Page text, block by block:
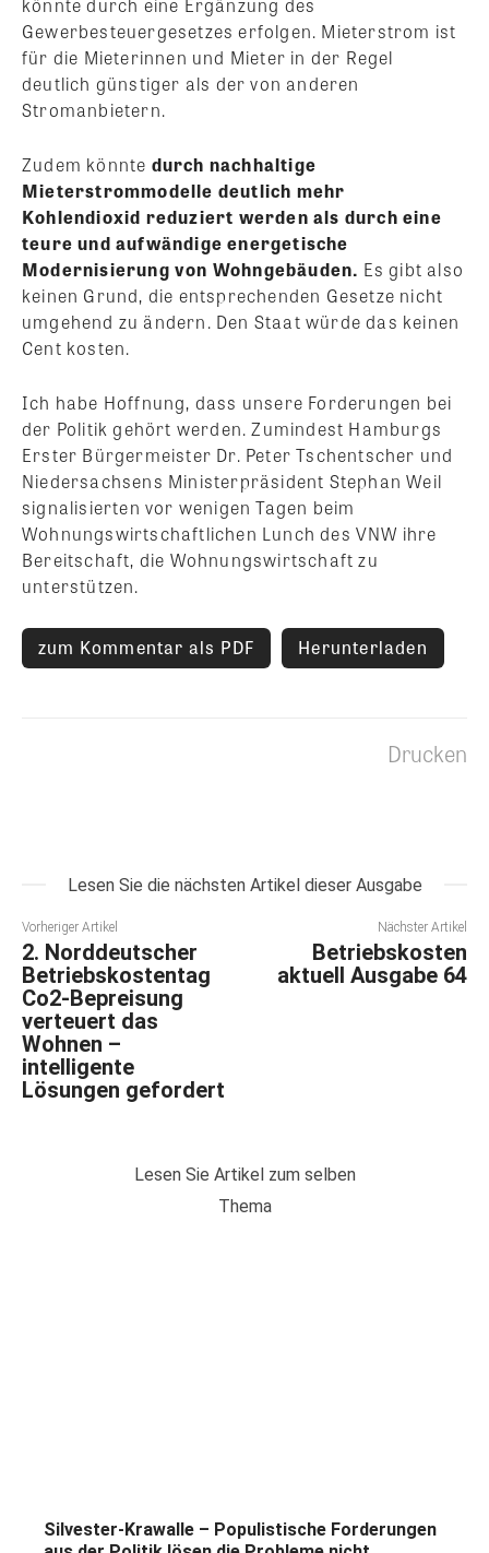
Gewerbesteuergesetzes erfolgen. Mieterstrom ist
für die Mieterinnen und Mieter in der Regel
deutlich günstiger als der von anderen
Stromanbietern.
Zudem könnte durch nachhaltige
Mieterstrommodelle deutlich mehr
Kohlendioxid reduziert werden als durch eine
teure und aufwändige energetische
Modernisierung von Wohngebäuden. Es gibt also
keinen Grund, die entsprechenden Gesetze nicht
umgehend zu ändern. Den Staat würde das keinen
Cent kosten.
Ich habe Hoffnung, dass unsere Forderungen bei
der Politik gehört werden. Zumindest Hamburgs
Erster Bürgermeister Dr. Peter Tschentscher und
Niedersachsens Ministerpräsident Stephan Weil
signalisierten vor wenigen Tagen beim
Wohnungswirtschaftlichen Lunch des VNW ihre
Bereitschaft, die Wohnungswirtschaft zu
unterstützen.
zum Kommentar als PDF Herunterladen
Drucken
Lesen Sie die nächsten Artikel dieser Ausgabe
Vorheriger Artikel
2. Norddeutscher
Betriebskostentag
Co2-Bepreisung
verteuert das
Wohnen –
intelligente
Lösungen gefordert
Nächster Artikel
Betriebskosten
aktuell Ausgabe 64
Lesen Sie Artikel zum selben
Thema
Silvester-Krawalle – Populistische Forderungen